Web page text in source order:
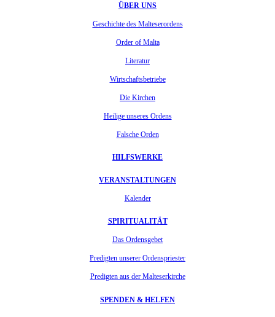
ÜBER UNS
Geschichte des Malteserordens
Order of Malta
Literatur
Wirtschaftsbetriebe
Die Kirchen
Heilige unseres Ordens
Falsche Orden
HILFSWERKE
VERANSTALTUNGEN
Kalender
SPIRITUALITÄT
Das Ordensgebet
Predigten unserer Ordenspriester
Predigten aus der Malteserkirche
SPENDEN & HELFEN